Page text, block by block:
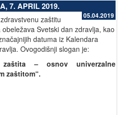
7. APRIL 2019.
05.04.2019
avstvenu zaštitu
Svetski dan zdravlja, kao
datuma iz Kalendara
Ovogodišnji slogan je:
zaštita – osnov univerzalne
zaštitom“.